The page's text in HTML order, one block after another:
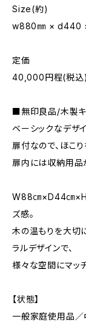
Size(約)
w880㎜ × d440
定価
40,000円程(税込)
■無印良品/木製キ
ベーシックなデザ
扉付なので、ほこ
扉内には収納用品
W88㎝×D44㎝
ズ感。
木の温もりを大切
ラルデザインで、
様々な空間にマッチ
【状態】
一般家庭使用品／